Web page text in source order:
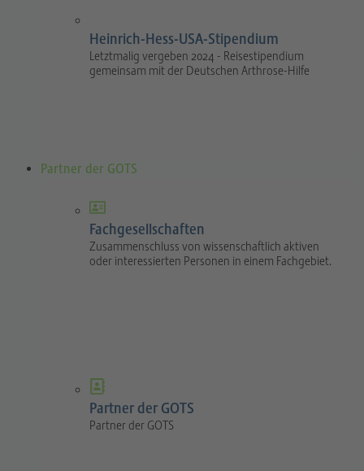
Heinrich-Hess-USA-Stipendium
Letztmalig vergeben 2024 - Reisestipendium
gemeinsam mit der Deutschen Arthrose-Hilfe
Partner der GOTS
Fachgesellschaften
Zusammenschluss von wissenschaftlich aktiven
oder interessierten Personen in einem Fachgebiet.
Partner der GOTS
Partner der GOTS